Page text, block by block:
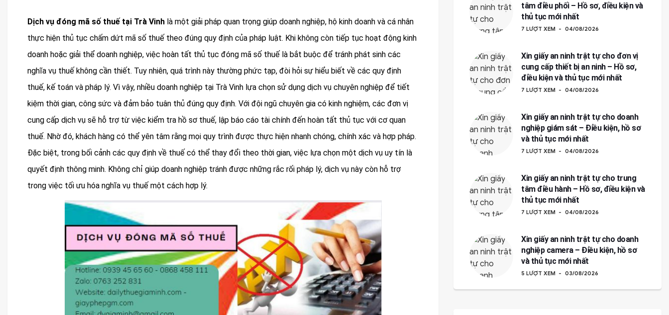
Dịch vụ đóng mã số thuế tại Trà Vinh là một giải pháp quan trọng giúp doanh nghiệp, hộ kinh doanh và cá nhân
thực hiện thủ tục chấm dứt mã số thuế theo đúng quy định của pháp luật. Khi không còn tiếp tục hoạt động kinh
doanh hoặc giải thể doanh nghiệp, việc hoàn tất thủ tục đóng mã số thuế là bắt buộc để tránh phát sinh các
nghĩa vụ thuế không cần thiết. Tuy nhiên, quá trình này thường phức tạp, đòi hỏi sự hiểu biết về các quy định
thuế, kế toán và pháp lý. Vì vậy, nhiều doanh nghiệp tại Trà Vinh lựa chọn sử dụng dịch vụ chuyên nghiệp để tiết
kiệm thời gian, công sức và đảm bảo tuân thủ đúng quy định. Với đội ngũ chuyên gia có kinh nghiệm, các đơn vị
cung cấp dịch vụ sẽ hỗ trợ từ việc kiểm tra hồ sơ thuế, lập báo cáo tài chính đến hoàn tất thủ tục với cơ quan
thuế. Nhờ đó, khách hàng có thể yên tâm rằng mọi quy trình được thực hiện nhanh chóng, chính xác và hợp pháp.
Đặc biệt, trong bối cảnh các quy định về thuế có thể thay đổi theo thời gian, việc lựa chọn một dịch vụ uy tín là
quyết định thông minh. Không chỉ giúp doanh nghiệp tránh được những rắc rối pháp lý, dịch vụ này còn hỗ trợ
trong việc tối ưu hóa nghĩa vụ thuế một cách hợp lý.
tâm điều phối – Hồ sơ, điều kiện và
thủ tục mới nhất
7 LƯỢT XEM 04/08/2026
Xin giấy an ninh trật tự cho đơn vị
cung cấp thiết bị an ninh – Hồ sơ,
điều kiện và thủ tục mới nhất
7 LƯỢT XEM 04/08/2026
Xin giấy an ninh trật tự cho doanh
nghiệp giám sát – Điều kiện, hồ sơ
và thủ tục mới nhất
7 LƯỢT XEM 04/08/2026
Xin giấy an ninh trật tự cho trung
tâm điều hành – Hồ sơ, điều kiện và
thủ tục mới nhất
7 LƯỢT XEM 04/08/2026
Xin giấy an ninh trật tự cho doanh
nghiệp camera – Điều kiện, hồ sơ
và thủ tục mới nhất
5 LƯỢT XEM 03/08/2026